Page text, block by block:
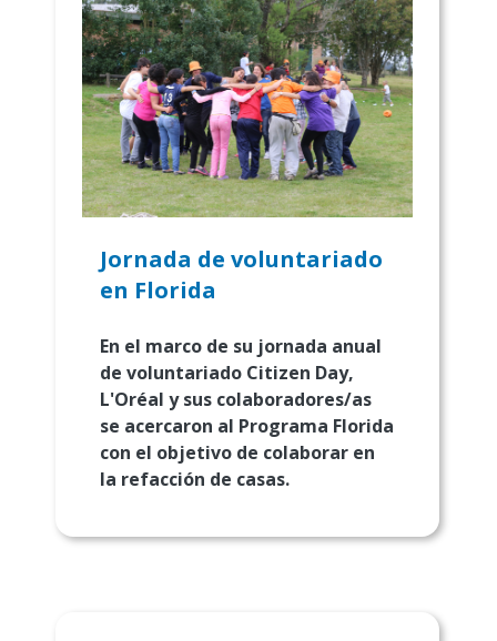
Jornada de voluntariado
en Florida
En el marco de su jornada anual
de voluntariado Citizen Day,
L'Oréal y sus colaboradores/as
se acerca­ron al Programa Florida
con el objetivo de colaborar en
la refacción de casas.